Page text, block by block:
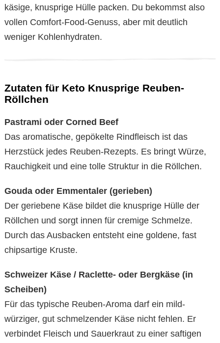
käsige, knusprige Hülle packen. Du bekommst also
vollen Comfort-Food-Genuss, aber mit deutlich
weniger Kohlenhydraten.
Zutaten für Keto Knusprige Reuben-
Röllchen
Pastrami oder Corned Beef
Das aromatische, gepökelte Rindfleisch ist das
Herzstück jedes Reuben-Rezepts. Es bringt Würze,
Rauchigkeit und eine tolle Struktur in die Röllchen.
Gouda oder Emmentaler (gerieben)
Der geriebene Käse bildet die knusprige Hülle der
Röllchen und sorgt innen für cremige Schmelze.
Durch das Ausbacken entsteht eine goldene, fast
chipsartige Kruste.
Schweizer Käse / Raclette- oder Bergkäse (in
Scheiben)
Für das typische Reuben-Aroma darf ein mild-
würziger, gut schmelzender Käse nicht fehlen. Er
verbindet Fleisch und Sauerkraut zu einer saftigen